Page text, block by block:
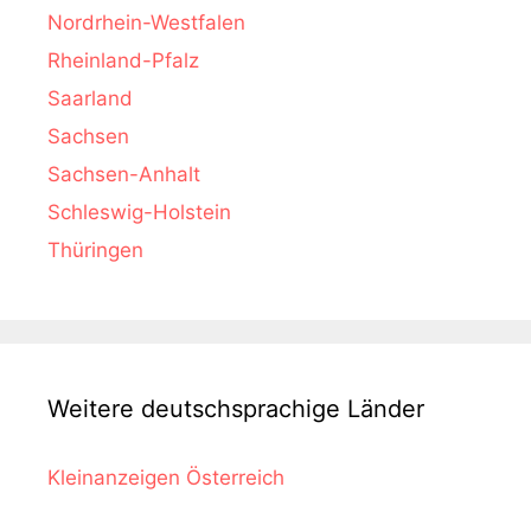
Nordrhein-Westfalen
Rheinland-Pfalz
Saarland
Sachsen
Sachsen-Anhalt
Schleswig-Holstein
Thüringen
Weitere deutschsprachige Länder
Kleinanzeigen Österreich